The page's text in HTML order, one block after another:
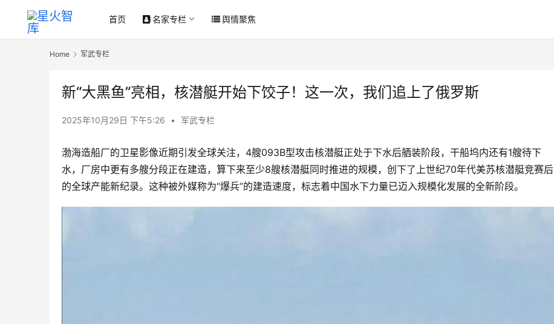
首页 名家专栏 舆情聚焦
Home 军武专栏
新“大黑鱼”亮相，核潜艇开始下饺子！这一次，我们追上了俄罗斯
2025年10月29日 下午5:26 • 军武专栏
渤海造船厂的卫星影像近期引发全球关注，4艘093B型攻击核潜艇正处于下水后舾装阶段，干船坞内还有1艘待下
水，厂房中更有多艘分段正在建造，算下来至少8艘核潜艇同时推进的规模，创下了上世纪70年代美苏核潜艇竞赛后
的全球产能新纪录。这种被外媒称为“爆兵”的建造速度，标志着中国水下力量已迈入规模化发展的全新阶段。